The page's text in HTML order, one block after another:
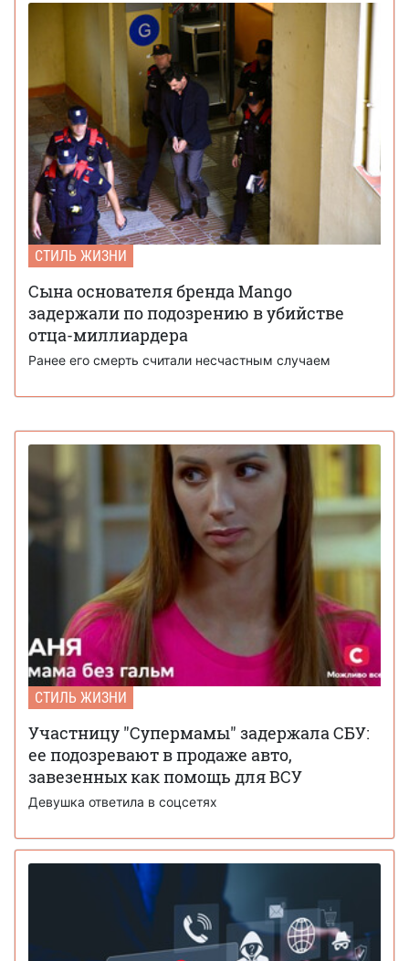
СТИЛЬ ЖИЗНИ
Сына основателя бренда Mango
задержали по подозрению в убийстве
отца-миллиардера
Ранее его смерть считали несчастным случаем
СТИЛЬ ЖИЗНИ
Участницу "Супермамы" задержала СБУ:
ее подозревают в продаже авто,
завезенных как помощь для ВСУ
Девушка ответила в соцсетях